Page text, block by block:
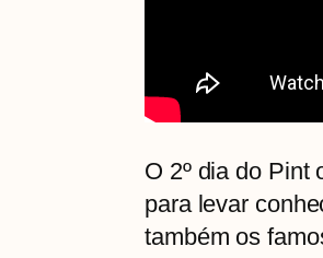
O 2º dia do Pint
para levar
também os